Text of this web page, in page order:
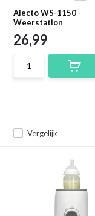
Alecto WS-1150 -
Weerstation
Vergelijk
26,99